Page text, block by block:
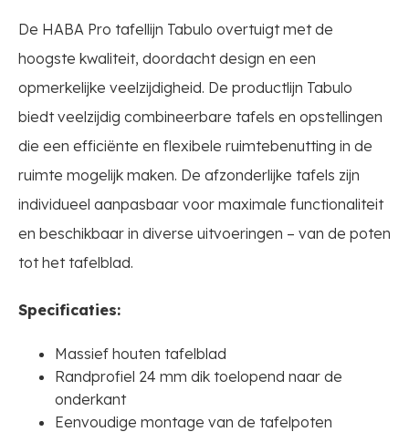
De HABA Pro tafellijn Tabulo overtuigt met de
hoogste kwaliteit, doordacht design en een
opmerkelijke veelzijdigheid. De productlijn Tabulo
biedt veelzijdig combineerbare tafels en opstellingen
die een efficiënte en flexibele ruimtebenutting in de
ruimte mogelijk maken. De afzonderlijke tafels zijn
individueel aanpasbaar voor maximale functionaliteit
en beschikbaar in diverse uitvoeringen – van de poten
tot het tafelblad.
Specificaties:
Massief houten tafelblad
Randprofiel 24 mm dik toelopend naar de
onderkant
Eenvoudige montage van de tafelpoten